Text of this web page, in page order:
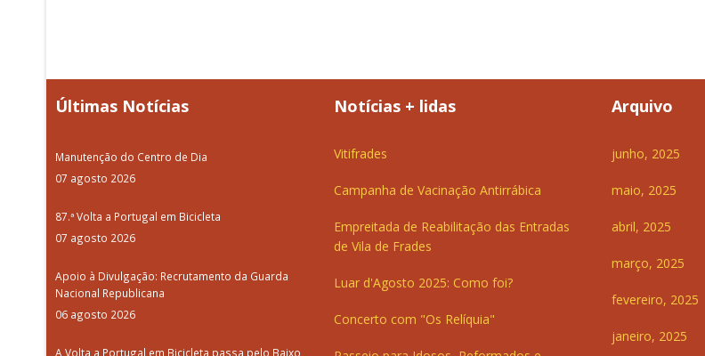
Últimas Notícias
Manutenção do Centro de Dia
07 agosto 2026
87.ª Volta a Portugal em Bicicleta
07 agosto 2026
Apoio à Divulgação: Recrutamento da Guarda
Nacional Republicana
06 agosto 2026
A Volta a Portugal em Bicicleta passa pelo Baixo
Notícias + lidas
Vitifrades
Campanha de Vacinação Antirrábica
Empreitada de Reabilitação das Entradas
de Vila de Frades
Luar d'Agosto 2025: Como foi?
Concerto com "Os Relíquia"
Arquivo
junho, 2025
maio, 2025
abril, 2025
março, 2025
fevereiro, 2025
janeiro, 2025